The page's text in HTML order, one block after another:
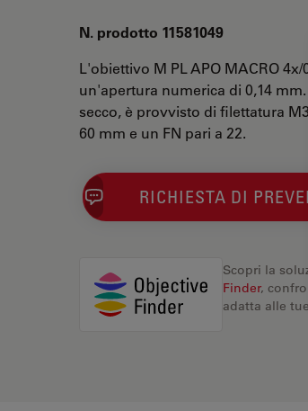
N. prodotto 11581049
L'obiettivo M PL APO MACRO
un'apertura numerica di 0,14
secco, è provvisto di filettatura
60 mm e un FN pari a 22.
RICHIESTA DI
Scopri la
Finder,
adatta alle